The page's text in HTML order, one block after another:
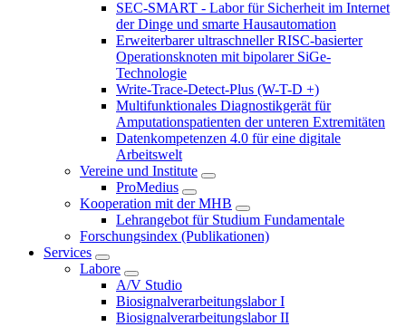
SEC-SMART - Labor für Sicherheit im Internet
der Dinge und smarte Hausautomation
Erweiterbarer ultraschneller RISC-basierter
Operationsknoten mit bipolarer SiGe-
Technologie
Write-Trace-Detect-Plus (W-T-D +)
Multifunktionales Diagnostikgerät für
Amputationspatienten der unteren Extremitäten
Datenkompetenzen 4.0 für eine digitale
Arbeitswelt
Vereine und Institute
ProMedius
Kooperation mit der MHB
Lehrangebot für Studium Fundamentale
Forschungsindex (Publikationen)
Services
Labore
A/V Studio
Biosignalverarbeitungslabor I
Biosignalverarbeitungslabor II